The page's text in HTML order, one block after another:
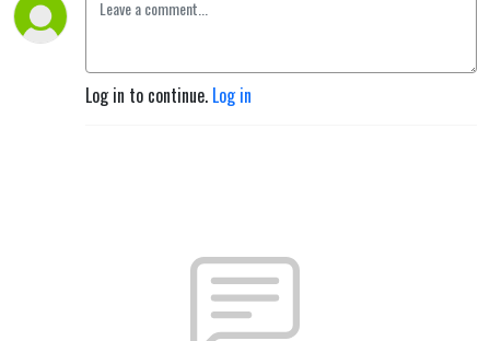
Log in to continue. Log in